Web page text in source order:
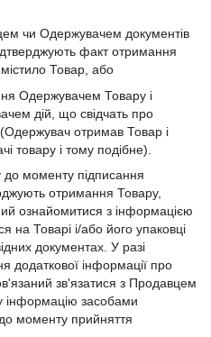
чи Одержувачем документів
факт отримання
Товар, або
Одержувачем Товару і
дій, що свідчать про
отримав Товар і
товару і тому подібне).
моменту підписання
отримання Товару,
ознайомитися з інформацією
на Товарі і/або його упаковці
документах. У разі
додаткової інформації про
зв'язатися з Продавцем
інформацію засобами
моменту прийняття